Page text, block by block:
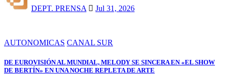
DEPT. PRENSA Jul 31, 2026
AUTONOMICAS CANAL SUR
DE EUROVISIÓN AL MUNDIAL, MELODY SE SINCERA EN «EL SHOW
DE BERTÍN» EN UNA NOCHE REPLETA DE ARTE